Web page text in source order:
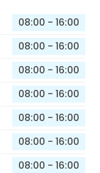
08:00 - 16:00
08:00 - 16:00
08:00 - 16:00
08:00 - 16:00
08:00 - 16:00
08:00 - 16:00
08:00 - 16:00